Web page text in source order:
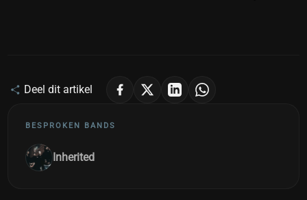
Deel dit artikel
BESPROKEN BANDS
Inherited